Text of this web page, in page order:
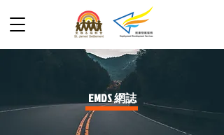
​EMDS 網誌